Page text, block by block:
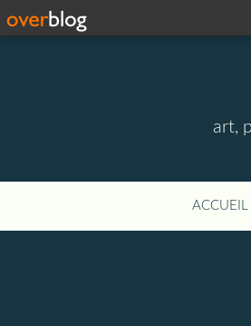
art,
ACCUEIL